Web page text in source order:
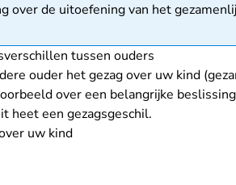
over de uitoefening van het
tussen ouders
ouder hetgezagover uw kind
over een belangrijke
heet een gezagsgeschil.
uw kind